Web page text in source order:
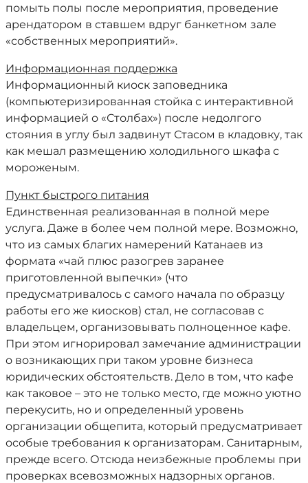
помыть полы после мероприятия, проведение
арендатором в ставшем вдруг банкетном зале
«собственных мероприятий».
Информационная поддержка
Информационный киоск заповедника
(компьютеризированная стойка с интерактивной
информацией о «Столбах») после недолгого
стояния в углу был задвинут Стасом в кладовку, так
как мешал размещению холодильного шкафа с
мороженым.
Пункт быстрого питания
Единственная реализованная в полной мере
услуга. Даже в более чем полной мере. Возможно,
что из самых благих намерений Катанаев из
формата «чай плюс разогрев заранее
приготовленной выпечки» (что
предусматривалось с самого начала по образцу
работы его же киосков) стал, не согласовав с
владельцем, организовывать полноценное кафе.
При этом игнорировал замечание администрации
о возникающих при таком уровне бизнеса
юридических обстоятельств. Дело в том, что кафе
как таковое – это не только место, где можно уютно
перекусить, но и определенный уровень
организации общепита, который предусматривает
особые требования к организаторам. Санитарным,
прежде всего. Отсюда неизбежные проблемы при
проверках всевозможных надзорных органов.